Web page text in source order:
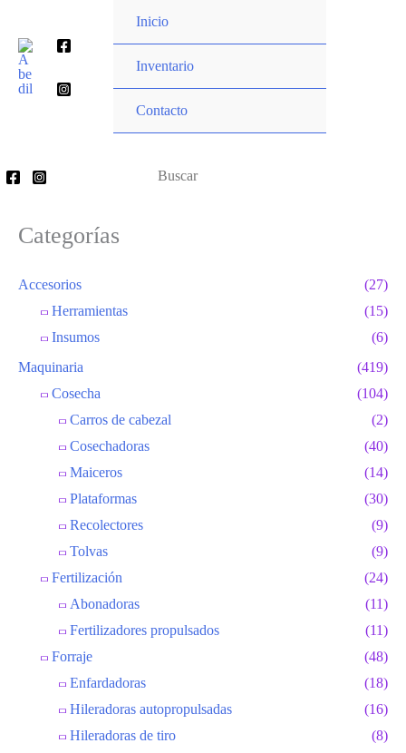
contenido
Inicio
Inventario
Contacto
por:
Categorías
Accesorios
(27)
Herramientas
(15)
Insumos
(6)
Maquinaria
(419)
Cosecha
(104)
Carros de cabezal
(2)
Cosechadoras
(40)
Maiceros
(14)
Plataformas
(30)
Recolectores
(9)
Tolvas
(9)
Fertilización
(24)
Abonadoras
(11)
Fertilizadores propulsados
(11)
Forraje
(48)
Enfardadoras
(18)
Hileradoras autopropulsadas
(16)
Hileradoras de tiro
(8)